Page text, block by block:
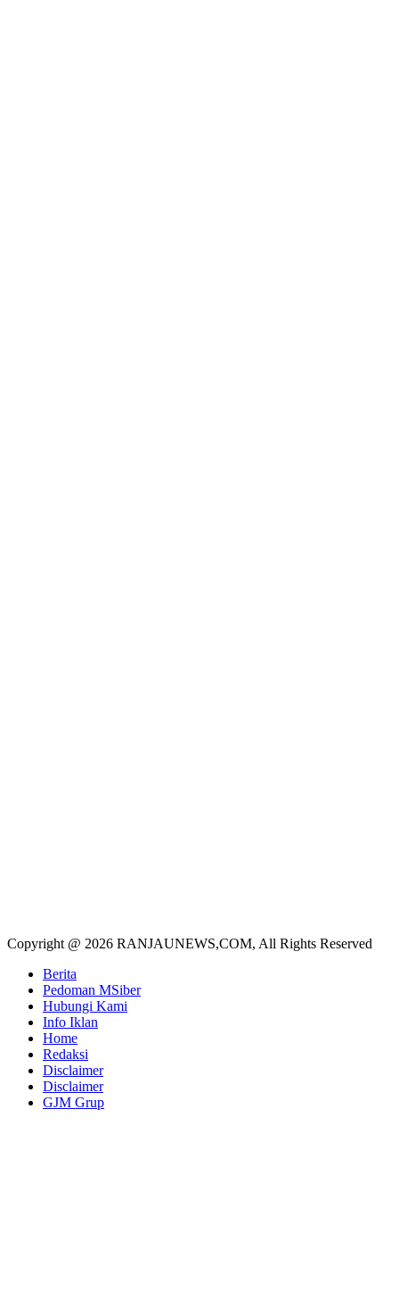
Copyright @ 2026 RANJAUNEWS,COM, All Rights Reserved
Berita
Pedoman MSiber
Hubungi Kami
Info Iklan
Home
Redaksi
Disclaimer
Disclaimer
GJM Grup